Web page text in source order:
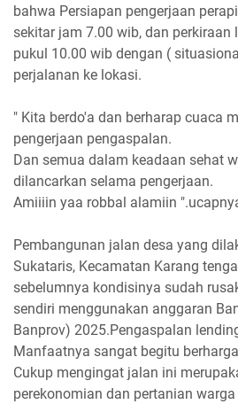
bahwa Persiapan pengerjaan
sekitar jam 7.00 wib, dan perkiraan
pukul 10.00 wib dengan (
perjalanan ke lokasi.
" Kita berdo'a dan berharap cuaca
pengerjaan pengaspalan.
Dan semua dalam keadaan sehat
dilancarkan selama pengerjaan.
Amiiiin yaa robbal alamiin
Pembangunan jalan desa yang
Sukataris, Kecamatan Karang
sebelumnya kondisinya sudah
sendiri menggunakan anggaran
Banprov) 2025.Pengaspalan
Manfaatnya sangat begitu
Cukup mengingat jalan ini
perekonomian dan pertanian warga